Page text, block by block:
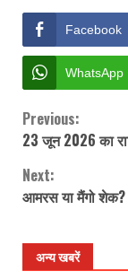
Facebook
WhatsApp
Continue
Reading
Previous:
23 जून 2026 का
Next:
आमरस या मैंगो शेक?
अन्य खबरें